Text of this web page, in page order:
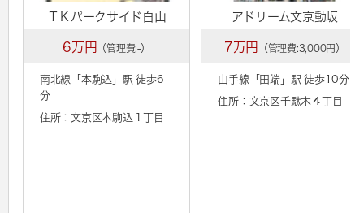
ＴＫパークサイド白山
6万円 （管理費:-）
南北線「 本駒込 」駅 徒歩6
分
住所：文京区本駒込１丁目
アドリーム文京動坂
7万円 （管理費:3,000円）
山手線「 田端」駅 徒歩10分
住所：文京区千駄木４丁目